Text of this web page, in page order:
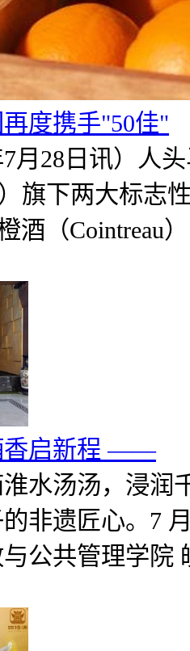
度携手"50佳"
7月28日讯）人
旗下两大标志
酒（Cointreau
香启新程 ——
水汤汤，浸润
非遗匠心。7
公共管理学院